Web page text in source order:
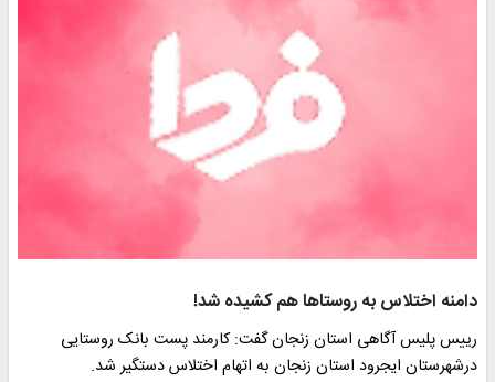
دامنه اختلاس به روستاها هم کشیده شد!
رییس پلیس آگاهی استان زنجان گفت: کارمند پست بانک روستایی
درشهرستان ایجرود استان زنجان به اتهام اختلاس دستگیر شد.